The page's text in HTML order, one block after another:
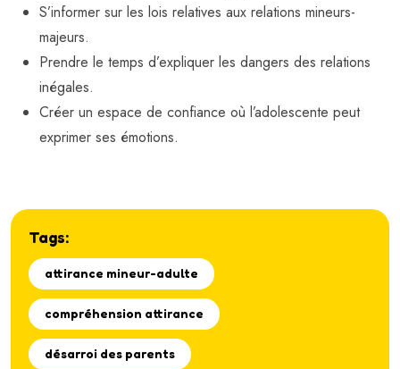
S’informer sur les lois relatives aux relations mineurs-
majeurs.
Prendre le temps d’expliquer les dangers des relations
inégales.
Créer un espace de confiance où l’adolescente peut
exprimer ses émotions.
Tags:
attirance mineur-adulte
compréhension attirance
désarroi des parents